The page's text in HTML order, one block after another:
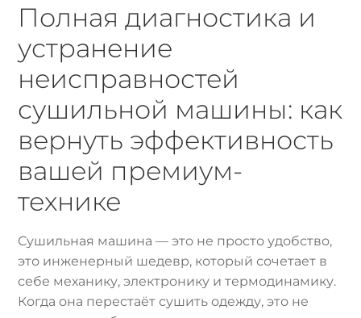
Полная диагностика и
устранение
неисправностей
сушильной машины: как
вернуть эффективность
вашей премиум-
технике
Сушильная машина — это не просто удобство,
это инженерный шедевр, который сочетает в
себе механику, электронику и термодинамику.
Когда она перестаёт сушить одежду, это не